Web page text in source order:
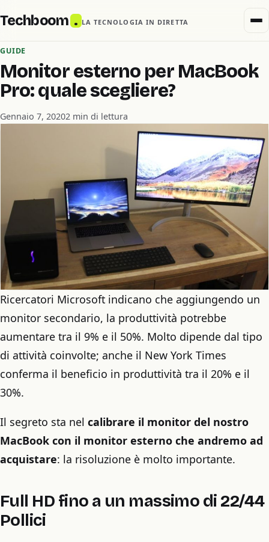
Techboom . LA TECNOLOGIA IN DIRETTA
GUIDE
Monitor esterno per MacBook
Pro: quale scegliere?
Gennaio 7, 20202 min di lettura
Ricercatori Microsoft indicano che aggiungendo un
monitor secondario, la produttività potrebbe
aumentare tra il 9% e il 50%. Molto dipende dal tipo
di attività coinvolte; anche il New York Times
conferma il beneficio in produttività tra il 20% e il
30%.
Il segreto sta nel calibrare il monitor del nostro
MacBook con il monitor esterno che andremo ad
acquistare: la risoluzione è molto importante.
Full HD fino a un massimo di 22/44
Pollici